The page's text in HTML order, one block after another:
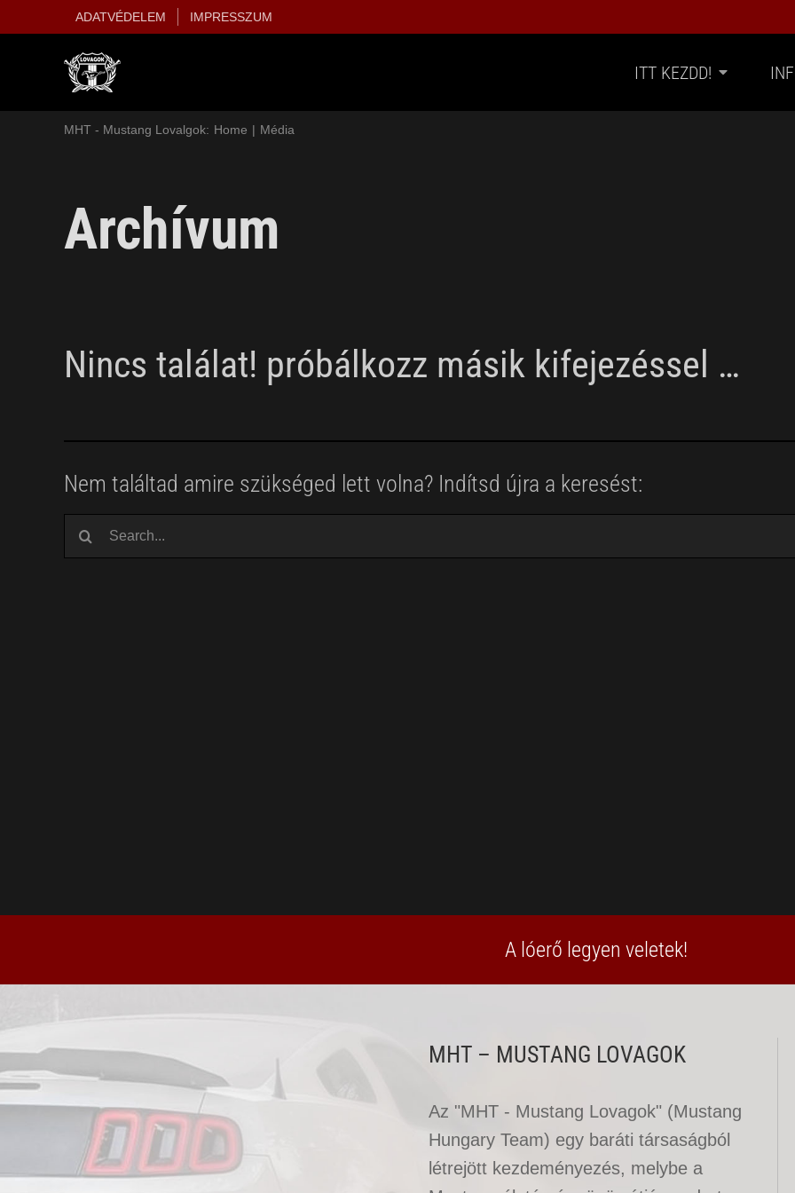
ADATVÉDELEM IMPRESSZUM
ITT KEZDD!
MHT - Mustang Lovalgok: Home Média
Archívum
Nincs találat! próbálkozz másik kifejezéssel …
Nem találtad amire szükséged lett volna? Indítsd újra a keresést:
Keresés...
A lóerő legyen veletek!
MHT – MUSTANG LOVAGOK
Az "MHT - Mustang Lovagok" (Mustang
Hungary Team) egy baráti társaságból
létrejött kezdeményezés, melybe a